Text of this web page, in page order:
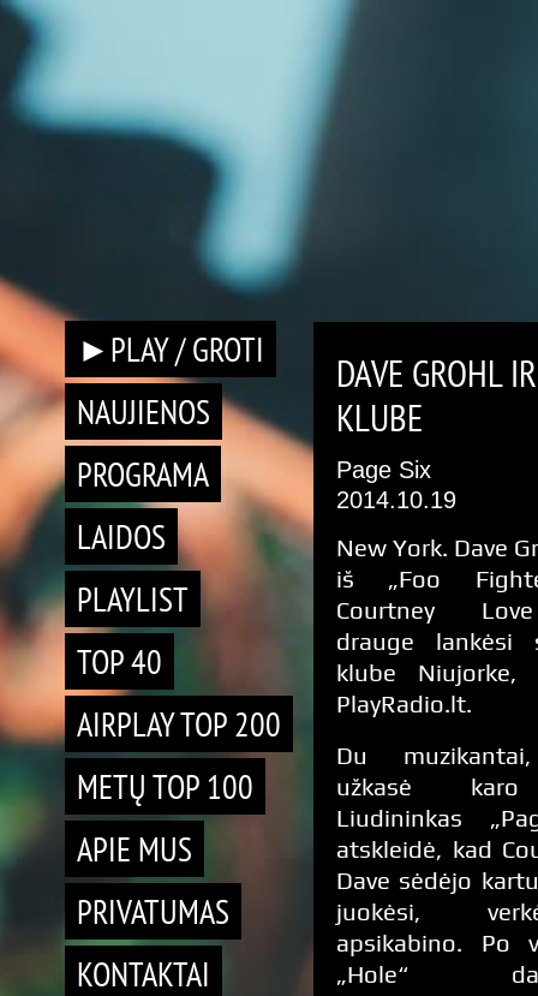
►PLAY / GROTI
NAUJIENOS
PROGRAMA
LAIDOS
PLAYLIST
TOP 40
AIRPLAY TOP 200
METŲ TOP 100
APIE MUS
PRIVATUMAS
KONTAKTAI
DAVE GROHL
KLUBE
Page Six
2014.10.19
New York. Dave
iš „Foo
Courtney
drauge lankėsi
klube Niujorke,
PlayRadio.lt.
Du
užkasė
Liudininkas
atskleidė, kad
Dave sėdėjo
juokėsi,
apsikabino. Po
„Hole“